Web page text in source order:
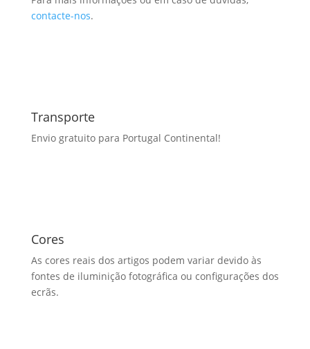
contacte-nos.
Transporte
Envio gratuito para Portugal Continental!
Cores
As cores reais dos artigos podem variar devido às
fontes de iluminição fotográfica ou configurações dos
ecrãs.